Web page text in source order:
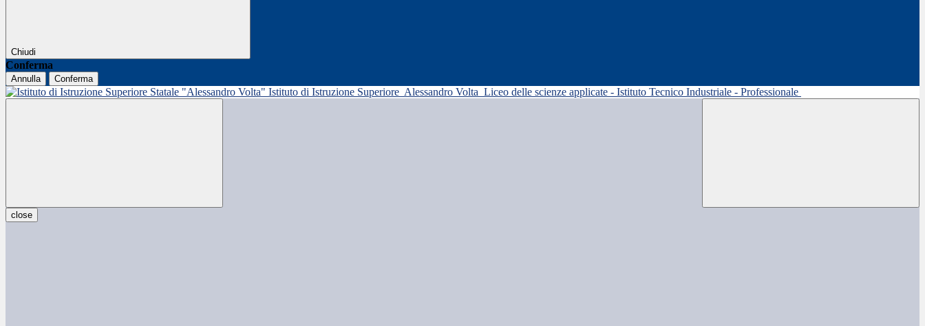
Chiudi
Conferma
Annulla Conferma
Istituto di Istruzione Superiore Alessandro Volta Liceo delle scienze applicate - Istituto Tecnico Industriale - Professionale
close